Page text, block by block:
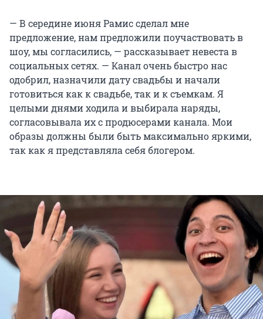
— В середине июня Рамис сделал мне
предложение, нам предложили поучаствовать в
шоу, мы согласились, — рассказывает невеста в
социальных сетях. — Канал очень быстро нас
одобрил, назначили дату свадьбы и начали
готовиться как к свадьбе, так и к съемкам. Я
целыми днями ходила и выбирала наряды,
согласовывала их с продюсерами канала. Мои
образы должны были быть максимально яркими,
так как я представляла себя блогером.